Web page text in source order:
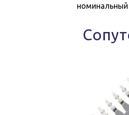
номинальный